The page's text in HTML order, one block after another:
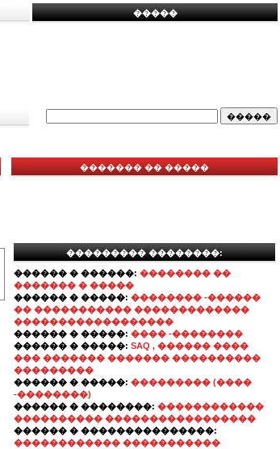
�����
������� �� �����
��������� ��������:
������ � ������: �������� ��
������� � �����
������ � �����: �������� -������
�� ����������� �������������
������������������
������ � �����: ���� -��������
������ � �����: SAQ , ������ ����
��� ������� ������� ����������
���������
������ � �����: ��������� (����
-��������)
������ � ��������: ������������
���������� �����������������
������ � ���������������:
������������ �����������